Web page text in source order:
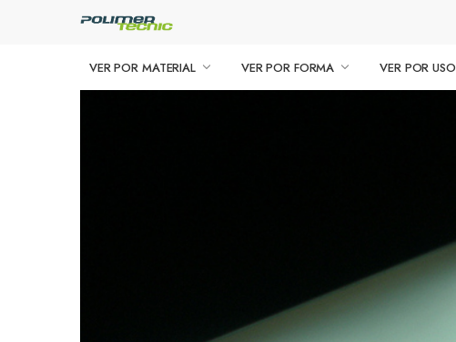
VER POR MATERIAL VER POR FORMA VER POR USO